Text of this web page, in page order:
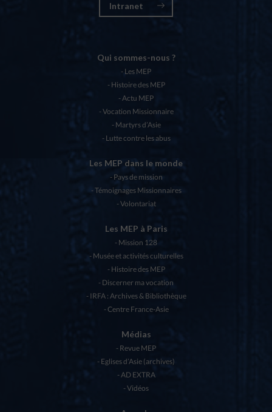
Intranet
Qui sommes-nous ?
Les MEP
Histoire des MEP
Actu MEP
Vocation Missionnaire
Martyrs d’Asie
Lutte contre les abus
Les MEP dans le monde
Pays de mission
Témoignages Missionnaires
Volontariat
Les MEP à Paris
Mission 128
Musée et activités culturelles
Histoire des MEP
Discerner ma vocation
IRFA : Archives & Bibliothèque
Centre France-Asie
Médias
Revue MEP
Eglises d’Asie (archives)
AD EXTRA
Vidéos